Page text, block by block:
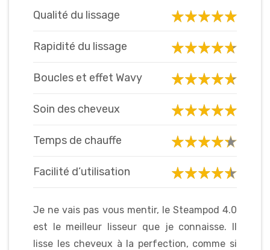
Qualité du lissage
Rapidité du lissage
Boucles et effet Wavy
Soin des cheveux
Temps de chauffe
Facilité d’utilisation
Je ne vais pas vous mentir, le Steampod 4.0
est le meilleur lisseur que je connaisse. Il
lisse les cheveux à la perfection, comme si